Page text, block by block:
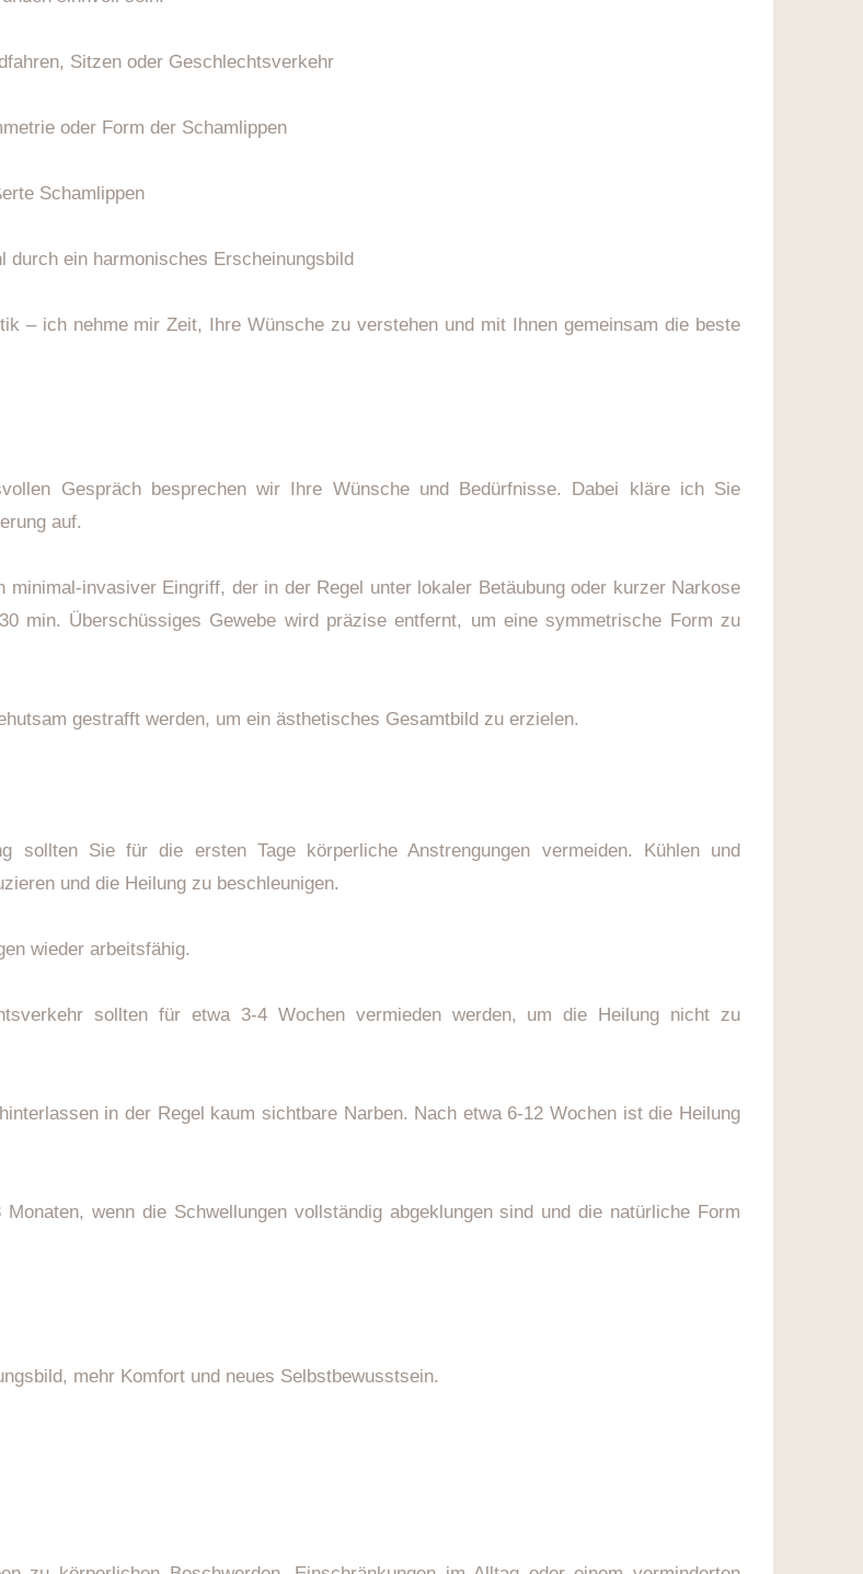
Sitzen oder Geschlechtsverkehr
oder Form der Schamlippen
Schamlippen
durch ein harmonisches Erscheinungsbild
– ich nehme mir Zeit, Ihre Wünsche zu verstehen und mit Ihnen gemeinsam die beste
Gespräch besprechen wir Ihre Wünsche und Bedürfnisse. Dabei kläre ich Sie
auf.
invasiver Eingriff, der in der Regel unter lokaler Betäubung oder kurzer Narkose
min. Überschüssiges Gewebe wird präzise entfernt, um eine symmetrische Form zu
gestrafft werden, um ein ästhetisches Gesamtbild zu erzielen.
sollten Sie für die ersten Tage körperliche Anstrengungen vermeiden. Kühlen und
und die Heilung zu beschleunigen.
wieder arbeitsfähig.
sollten für etwa 3-4 Wochen vermieden werden, um die Heilung nicht zu
in der Regel kaum sichtbare Narben. Nach etwa 6-12 Wochen ist die Heilung
wenn die Schwellungen vollständig abgeklungen sind und die natürliche Form
mehr Komfort und neues Selbstbewusstsein.